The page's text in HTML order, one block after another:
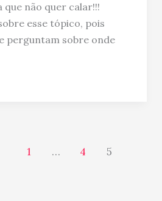
que não quer calar!!!
esse tópico, pois
perguntam sobre onde
1 … 4 5